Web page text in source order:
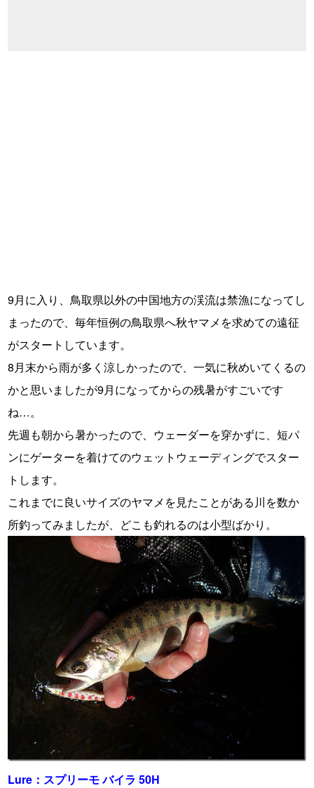
9月に入り、鳥取県以外の中国地方の渓流は禁漁になってし
まったので、毎年恒例の鳥取県へ秋ヤマメを求めての遠征
がスタートしています。
8月末から雨が多く涼しかったので、一気に秋めいてくるの
かと思いましたが9月になってからの残暑がすごいです
ね…。
先週も朝から暑かったので、ウェーダーを穿かずに、短パ
ンにゲーターを着けてのウェットウェーディングでスター
トします。
これまでに良いサイズのヤマメを見たことがある川を数か
所釣ってみましたが、どこも釣れるのは小型ばかり。
Lure：スプリーモ バイラ 50H